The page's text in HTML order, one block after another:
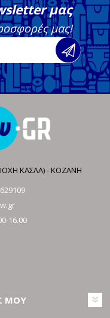
μας
μας!
ΚΑΣΛΑ) - ΚΟΖΑΝΗ
16.00
ΜΟΥ